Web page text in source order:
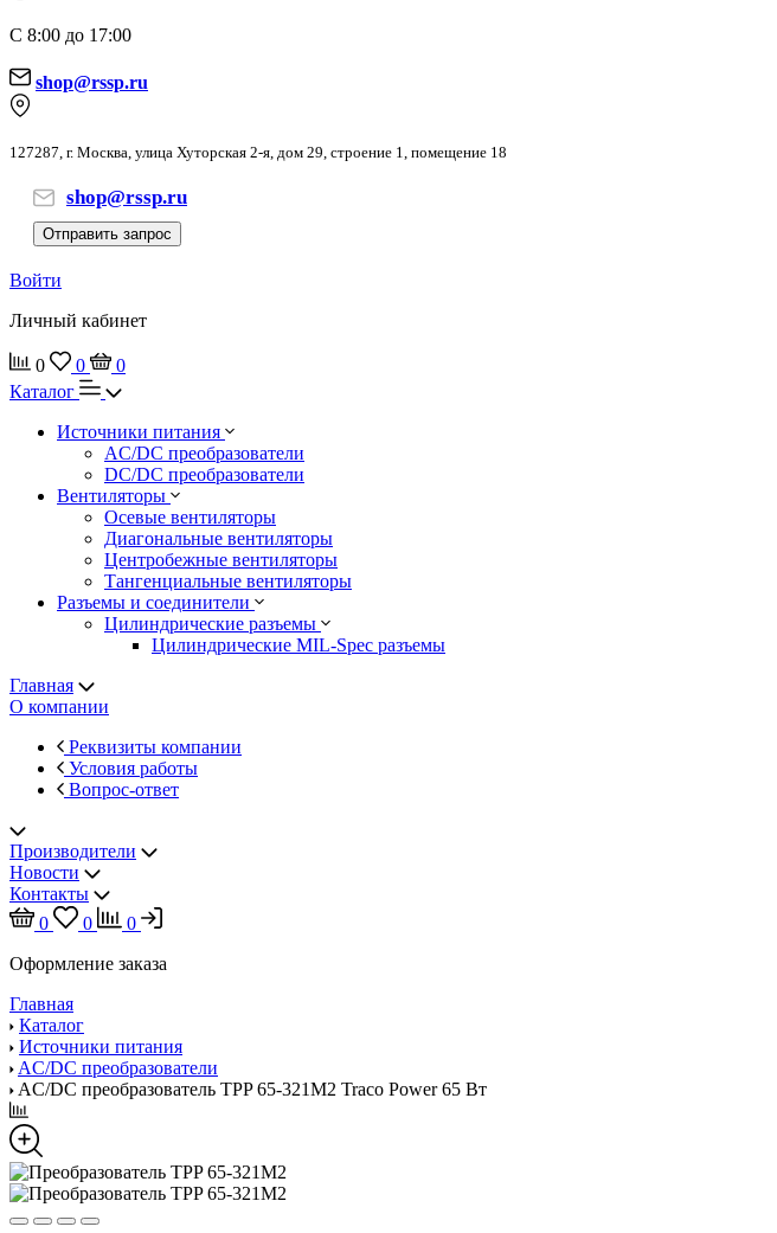
С 8:00 до 17:00
shop@rssp.ru
127287, г. Москва, улица Хуторская 2-я, дом 29, строение 1, помещение 18
shop@rssp.ru
Отправить запрос
Войти
Личный кабинет
0 0
0
Каталог
Источники питания
AC/DC преобразователи
DC/DC преобразователи
Вентиляторы
Осевые вентиляторы
Диагональные вентиляторы
Центробежные вентиляторы
Тангенциальные вентиляторы
Разъемы и соединители
Цилиндрические разъемы
Цилиндрические MIL-Spec разъемы
Главная
О компании
Реквизиты компании
Условия работы
Вопрос-ответ
Производители
Новости
Контакты
0
0
0
Оформление заказа
Главная
Каталог
Источники питания
AC/DC преобразователи
AC/DC преобразователь TPP 65-321M2 Traco Power 65 Вт